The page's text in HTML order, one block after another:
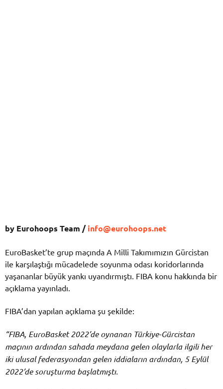
by Eurohoops Team /info@eurohoops.net
EuroBasket’te grup maçında A Milli Takımımızın Gürcistan
ile karşılaştığı mücadelede soyunma odası koridorlarında
yaşananlar büyük yankı uyandırmıştı. FIBA konu hakkında bir
açıklama yayınladı.
FIBA’dan yapılan açıklama şu şekilde:
“FIBA, EuroBasket 2022’de oynanan Türkiye-Gürcistan
maçının ardından sahada meydana gelen olaylarla ilgili her
iki ulusal federasyondan gelen iddiaların ardından, 5 Eylül
2022’de soruşturma başlatmıştı.